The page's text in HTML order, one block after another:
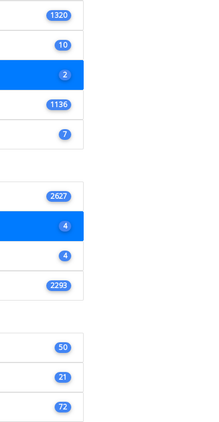
1320
10
2
1136
7
2627
4
4
2293
50
21
72